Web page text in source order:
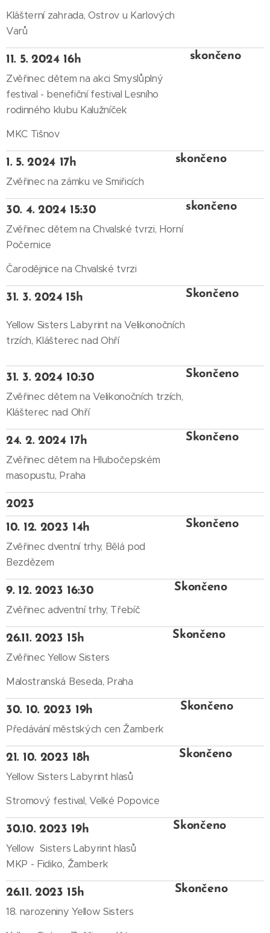
Klášterní zahrada, Ostrov u Karlových
Varů
11. 5. 2024 16h
Zvěřinec dětem na akci Smyslůplný
festival - benefiční festival Lesního
rodinného klubu Kalužníček
MKC Tišnov
skončeno
1. 5. 2024 17h
Zvěřinec na zámku ve Smiřicích
skončeno
30. 4. 2024 15:30
Zvěřinec dětem na Chvalské tvrzi, Horní
Počernice
Čarodějnice na Chvalské tvrzi
skončeno
31. 3. 2024 15h
Yellow Sisters Labyrint na Velikonočních
trzích, Klášterec nad Ohří
Skončeno
31. 3. 2024 10:30
Zvěřinec dětem na Velikonočních trzích,
Klášterec nad Ohří
Skončeno
24. 2. 2024 17h
Zvěřinec dětem na Hlubočepském
masopustu, Praha
Skončeno
2023
10. 12. 2023 14h
Zvěřinec dventní trhy, Bělá pod
Bezdězem
Skončeno
9. 12. 2023 16:30
Zvěřinec adventní trhy, Třebíč
Skončeno
26.11. 2023 15h
Zvěřinec Yellow Sisters
Malostranská Beseda, Praha
Skončeno
30. 10. 2023 19h
Předávání městských cen Žamberk
Skončeno
21. 10. 2023 18h
Yellow Sisters Labyrint hlasů
Stromový festival, Velké Popovice
Skončeno
30.10. 2023 19h
Yellow Sisters Labyrint hlasů
MKP - Fidiko, Žamberk
Skončeno
26.11. 2023 15h
18. narozeniny Yellow Sisters
Skončeno